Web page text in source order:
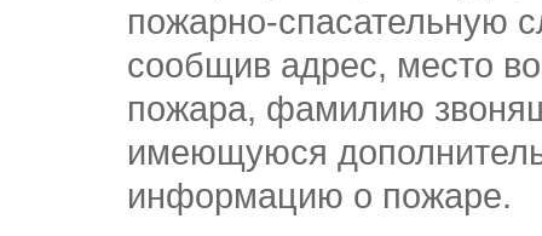
пожарно-спасательную
сообщив адрес, место
пожара, фамилию
имеющуюся
информацию о пожаре.